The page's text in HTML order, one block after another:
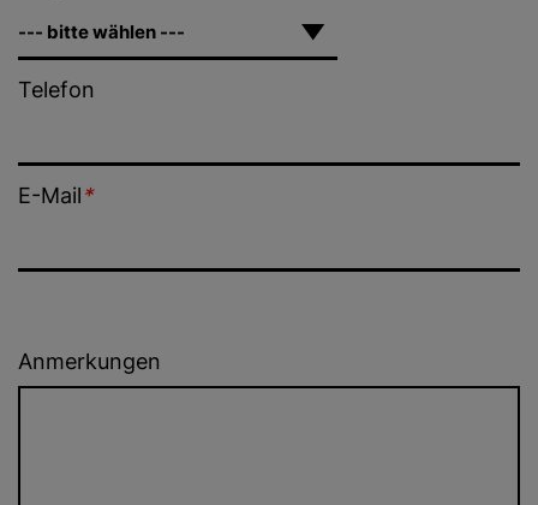
Telefon
E-Mail*
Anmerkungen